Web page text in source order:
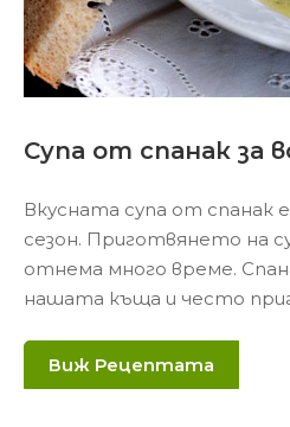
Супа от спанак за
Вкусната супа от спанак
сезон. Приготвянето на
отнема много време.
нашата къща и често
Виж Рецептата